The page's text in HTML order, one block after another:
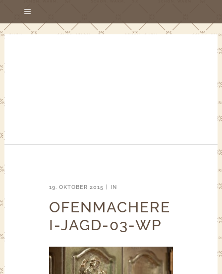
19. OKTOBER 2015 IN
OFENMACHERE
I-JAGD-03-WP